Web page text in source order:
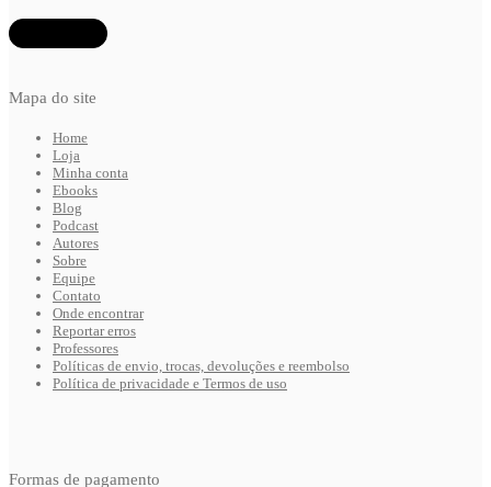
Mapa do site
Home
Loja
Minha conta
Ebooks
Blog
Podcast
Autores
Sobre
Equipe
Contato
Onde encontrar
Reportar erros
Professores
Políticas de envio, trocas, devoluções e reembolso
Política de privacidade e Termos de uso
Formas de pagamento